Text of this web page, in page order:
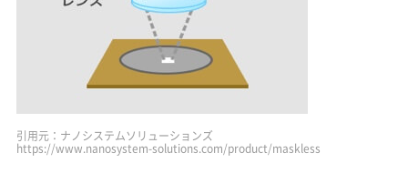
引用元：ナノシステムソリューションズ
https://www.nanosystem-solutions.com/product/maskless